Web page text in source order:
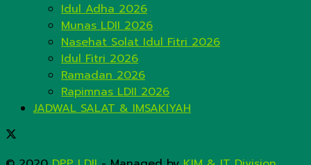
Idul Adha 2026
Munas LDII 2026
Nasehat Solat Idul Fitri 2026
Idul Fitri 2026
Ramadan 2026
Rapimnas LDII 2026
JADWAL SALAT & IMSAKIYAH